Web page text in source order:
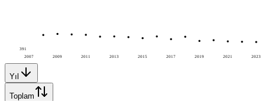
2007 2009 2011 2013 2015 2017 2019 2021 2023
391
Yıl
Toplam